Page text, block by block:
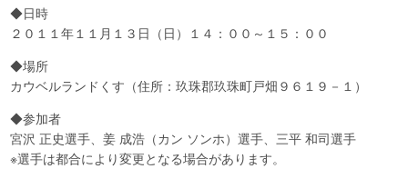
◆日時
２０１１年１１月１３日（日）１４：００～１５：００
◆場所
カウベルランドくす（住所：玖珠郡玖珠町戸畑９６１９－１）
◆参加者
宮沢 正史選手、姜 成浩（カン ソンホ）選手、三平 和司選手
※選手は都合により変更となる場合があります。